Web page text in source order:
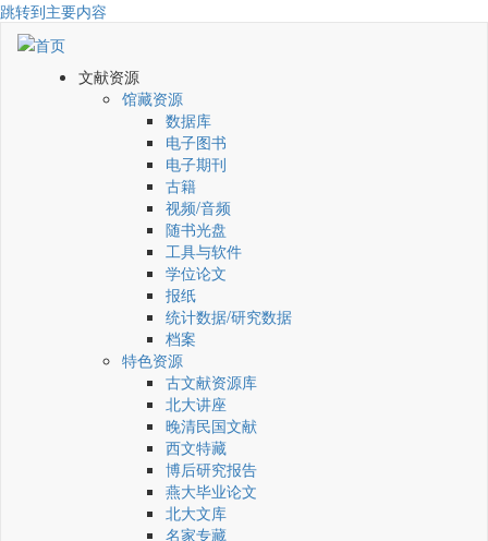
跳转到主要内容
文献资源
馆藏资源
数据库
电子图书
电子期刊
古籍
视频/音频
随书光盘
工具与软件
学位论文
报纸
统计数据/研究数据
档案
特色资源
古文献资源库
北大讲座
晚清民国文献
西文特藏
博后研究报告
燕大毕业论文
北大文库
名家专藏